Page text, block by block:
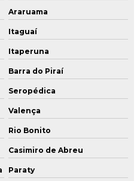
industriais
Araruama
Itaguaí
Itaperuna
Barra do Piraí
Seropédica
Valença
Rio Bonito
Casimiro de Abreu
Paraty